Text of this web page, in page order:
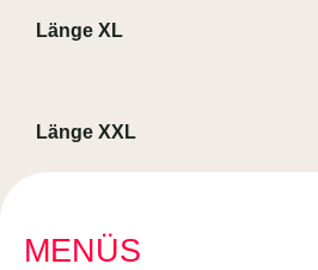
Länge XL
Länge XXL
MENÜS